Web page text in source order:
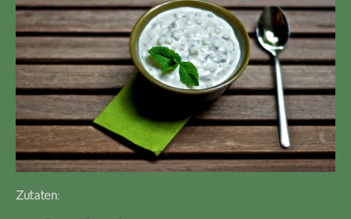
Zutaten: